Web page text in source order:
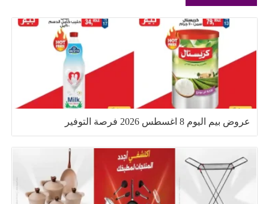
عروض بيم اليوم 8 اغسطس 2026 فرصة التوفير